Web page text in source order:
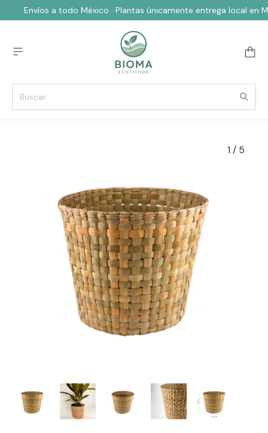
Envíos a todo México · Plantas únicamente entrega local en
1 / 5